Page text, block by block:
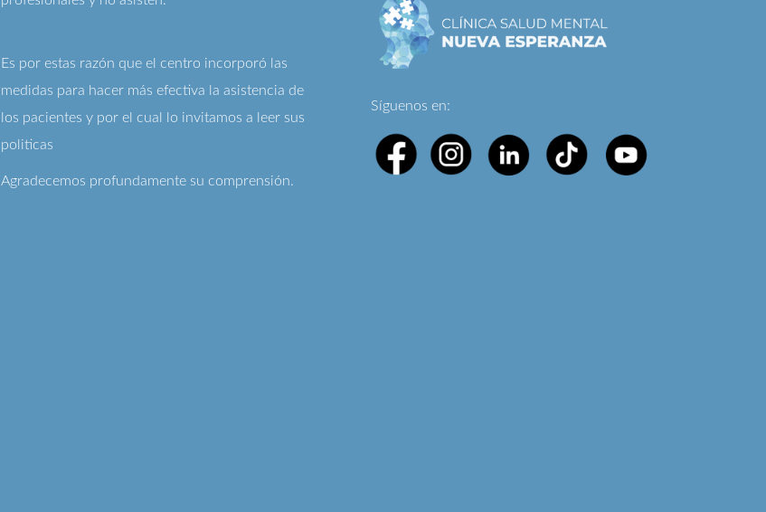
Es por estas razón que el centro incorporó las
medidas para hacer más efectiva la asistencia de
los pacientes y por el cual lo invitamos a leer sus
politicas
Agradecemos profundamente su comprensión.
Síguenos en: